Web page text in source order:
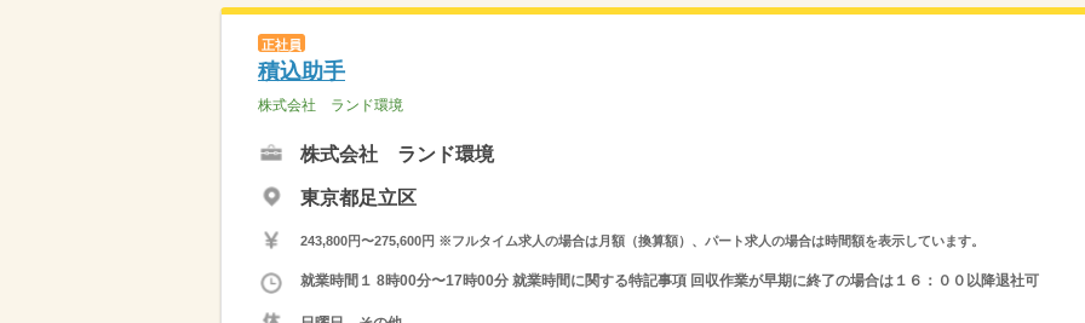
正社員
積込助手
株式会社 ランド環境
株式会社 ランド環境
東京都足立区
243,800円〜275,600円 ※フルタイム求人の場合は月額（換算額）、パート求人の場合は時間額を表示しています。
就業時間１ 8時00分〜17時00分 就業時間に関する特記事項 回収作業が早期に終了の場合は１６：００以降退社可